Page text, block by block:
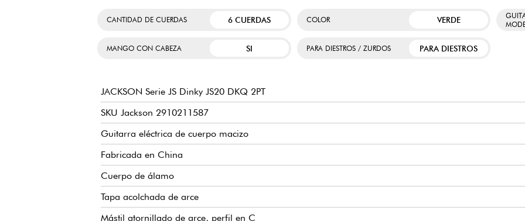
CANTIDAD DE CUERDAS 6 CUERDAS COLOR VERDE
MANGO CON CABEZA SI PARA DIESTROS / ZURDOS PARA DIESTROS
JACKSON Serie JS Dinky JS20 DKQ 2PT
SKU Jackson 2910211587
Guitarra eléctrica de cuerpo macizo
Fabricada en China
Cuerpo de álamo
Tapa acolchada de arce
Mástil atornillado de arce, perfil en C